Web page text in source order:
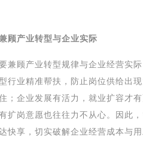
顾产业转型与企业实际
兼顾产业转型规律与企业经营实
行业精准帮扶，防止岗位供给出
；企业发展有活力，就业扩容才
扩岗意愿也往往力不从心。因此
快享，切实破解企业经营成本与用